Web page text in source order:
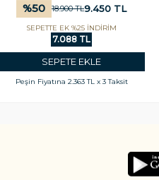
%50 18.900TL9.450 TL
SEPETTE EK %25 İNDİRİM
7.088 TL
SEPETE EKLE
Peşin Fiyatına 2.363 TL x 3 Taksit